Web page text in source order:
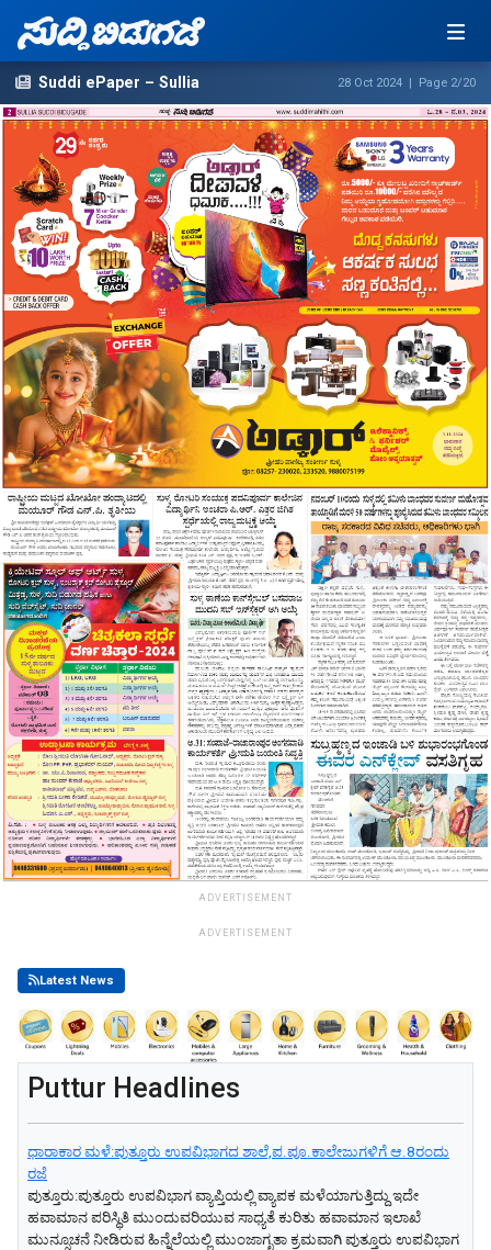
ADVERTISEMENT
Suddi ePaper – Sullia 28 Oct 2024 | Page 2/20
ADVERTISEMENT
Latest News
Puttur Headlines
ಧಾರಾಕಾರ ಮಳೆ:ಪುತ್ತೂರು ಉಪವಿಭಾಗದ ಶಾಲೆ,ಪ.ಪೂ.ಕಾಲೇಜುಗಳಿಗೆ ಆ.8ರಂದು
ರಜೆ
ಪುತ್ತೂರು:ಪುತ್ತೂರು ಉಪವಿಭಾಗ ವ್ಯಾಪ್ತಿಯಲ್ಲಿ ವ್ಯಾಪಕ ಮಳೆಯಾಗುತ್ತಿದ್ದು ಇದೇ
ಹವಾಮಾನ ಪರಿಸ್ಥಿತಿ ಮುಂದುವರಿಯುವ ಸಾಧ್ಯತೆ ಕುರಿತು ಹವಾಮಾನ ಇಲಾಖೆ
ಮುನ್ಸೂಚನೆ ನೀಡಿರುವ ಹಿನ್ನೆಲೆಯಲ್ಲಿ ಮುಂಜಾಗೃತಾ ಕ್ರಮವಾಗಿ ಪುತ್ತೂರು ಉಪವಿಭಾಗ